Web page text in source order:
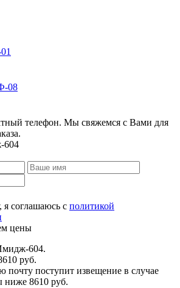
08
телефон. Мы свяжемся с Вами для
604
я соглашаюсь с политикой
цены
604.
руб.
почту поступит извещение в случае
ниже 8610 руб.